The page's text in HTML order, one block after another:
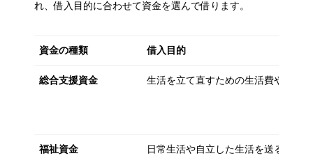
れ、借入目的に合わせて資金を選んで借ります。
資金の種類 借入目的
総合支援資金 生活を立て直すための生活費や一時
福祉資金 日常生活や自立した生活を送るため